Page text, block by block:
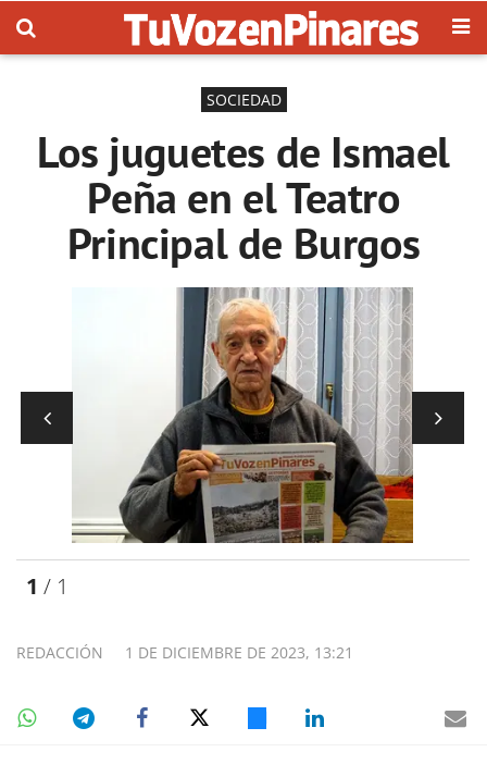
SOCIEDAD
Los juguetes de Ismael
Peña en el Teatro
Principal de Burgos
1 / 1
1 DE DICIEMBRE DE 2023, 13:21
REDACCIÓN